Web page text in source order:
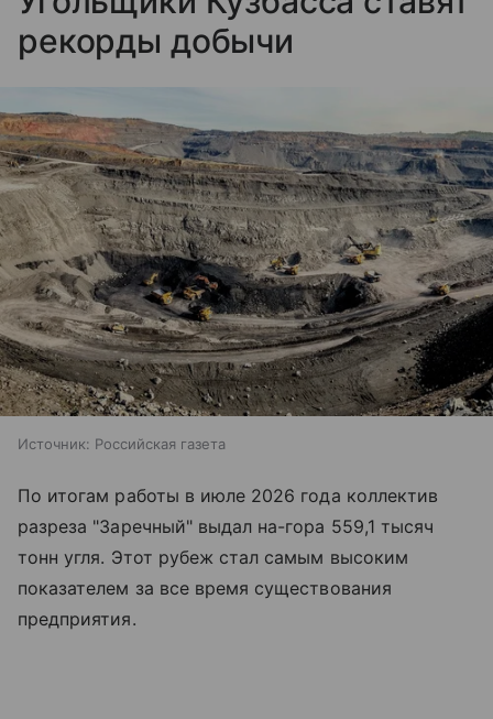
рекорды добычи
Источник: Российская газета
По итогам работы в июле 2026 года коллектив
разреза "Заречный" выдал на-гора 559,1 тысяч
тонн угля. Этот рубеж стал самым высоким
показателем за все время существования
предприятия.